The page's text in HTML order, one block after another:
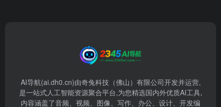
AI导航(ai.dh0.cn)由奇兔科技（佛山）有限公司开发并运营,
是一站式人工智能资源聚合平台,为您精选国内外优质AI工具,
内容涵盖了音频、视频、图像、写作、办公、设计、开发编